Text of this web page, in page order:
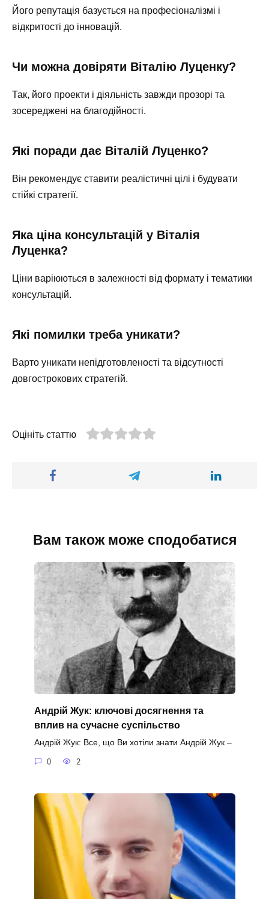
Його репутація базується на професіоналізмі і
відкритості до інновацій.
Чи можна довіряти Віталію Луценку?
Так, його проекти і діяльність завжди прозорі та
зосереджені на благодійності.
Які поради дає Віталій Луценко?
Він рекомендує ставити реалістичні цілі і будувати
стійкі стратегії.
Яка ціна консультацій у Віталія
Луценка?
Ціни варіюються в залежності від формату і тематики
консультацій.
Які помилки треба уникати?
Варто уникати непідготовленості та відсутності
довгострокових стратегій.
Оцініть статтю
Вам також може сподобатися
Андрій Жук: ключові досягнення та
вплив на сучасне суспільство
Андрій Жук: Все, що Ви хотіли знати Андрій Жук –
0 2